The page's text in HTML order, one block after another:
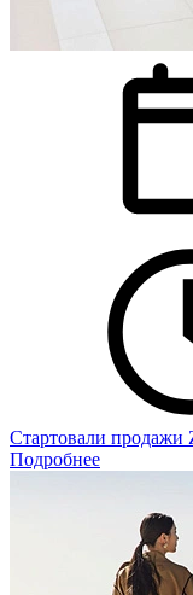
Стартовали продажи
Подробнее